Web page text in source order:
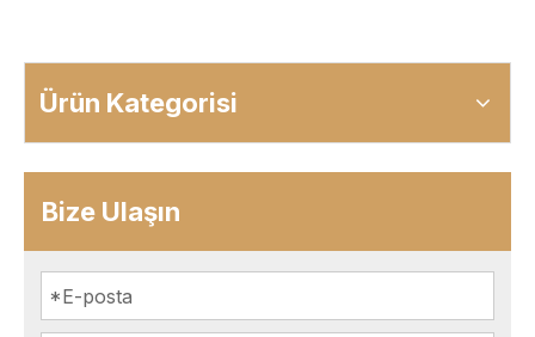
Ürün Kategorisi
Bize Ulaşın